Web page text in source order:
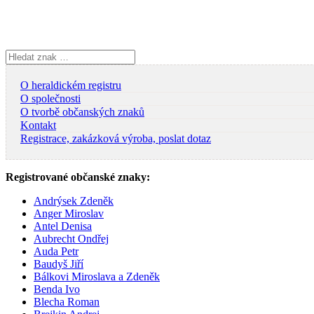
Vyhledávání
O heraldickém registru
O společnosti
O tvorbě občanských znaků
Kontakt
Registrace, zakázková výroba, poslat dotaz
Registrované občanské znaky:
Andrýsek Zdeněk
Anger Miroslav
Antel Denisa
Aubrecht Ondřej
Auda Petr
Baudyš Jiří
Bálkovi Miroslava a Zdeněk
Benda Ivo
Blecha Roman